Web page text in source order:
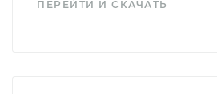
ПЕРЕЙТИ И СКАЧАТЬ